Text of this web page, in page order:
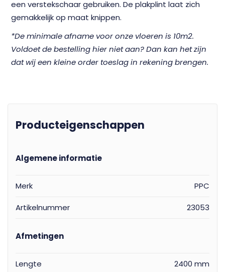
een verstekschaar gebruiken. De plakplint laat zich
gemakkelijk op maat knippen.
*De minimale afname voor onze vloeren is 10m2.
Voldoet de bestelling hier niet aan? Dan kan het zijn
dat wij een kleine order toeslag in rekening brengen.
Producteigenschappen
Algemene informatie
Merk PPC
Artikelnummer 23053
Afmetingen
Lengte 2400 mm